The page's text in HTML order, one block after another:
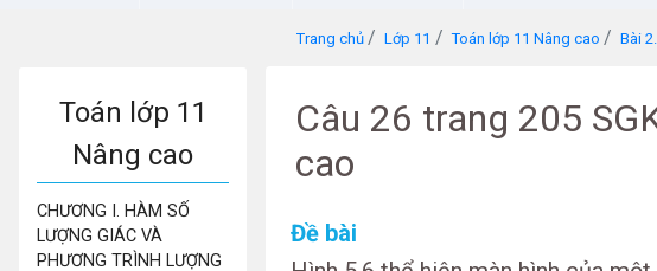
Trang chủ Lớp 11 Toán lớp 11 Nâng cao Bài
Toán lớp 11
Nâng cao
CHƯƠNG I. HÀM SỐ
LƯỢNG GIÁC VÀ
PHƯƠNG TRÌNH LƯỢNG
Câu 26 trang 205
cao
Đề bài